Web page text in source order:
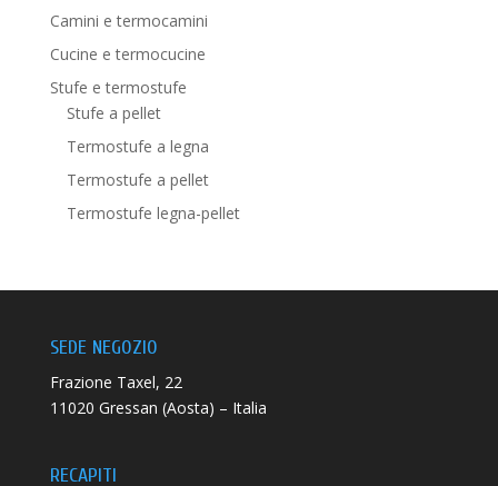
Camini e termocamini
Cucine e termocucine
Stufe e termostufe
Stufe a pellet
Termostufe a legna
Termostufe a pellet
Termostufe legna-pellet
SEDE NEGOZIO
Frazione Taxel, 22
11020 Gressan (Aosta) – Italia
RECAPITI